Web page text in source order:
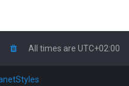
All times are UTC+02:00